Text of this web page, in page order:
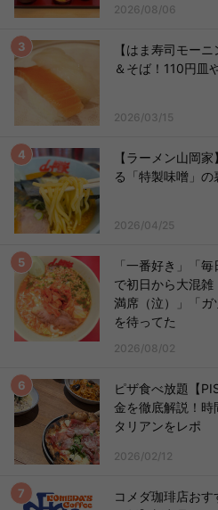
2026/08/06
【はま寿司モー
＆そば！110円皿
2026/03/15
【ラーメン山岡
る「特製味噌」
2026/04/25
「一番好き」「
で初日から大混
満席（泣）」「
を待ってた
2026/08/02
ピザ食べ放題【
金を徹底解説！時
タリアンをレポ
2026/02/12
コメダ珈琲店お